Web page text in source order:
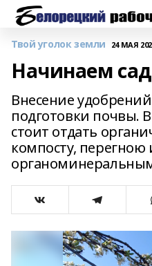
Твой уголок земли 24 МАЯ
Начинаем
Внесение
подготовки почвы.
стоит отдать
компосту,